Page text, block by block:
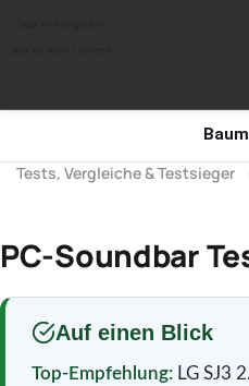
Tests, Vergleiche & Testsieger
PC-Soundbar
Auf einen Blick
Top-Empfehlung: LG SJ3